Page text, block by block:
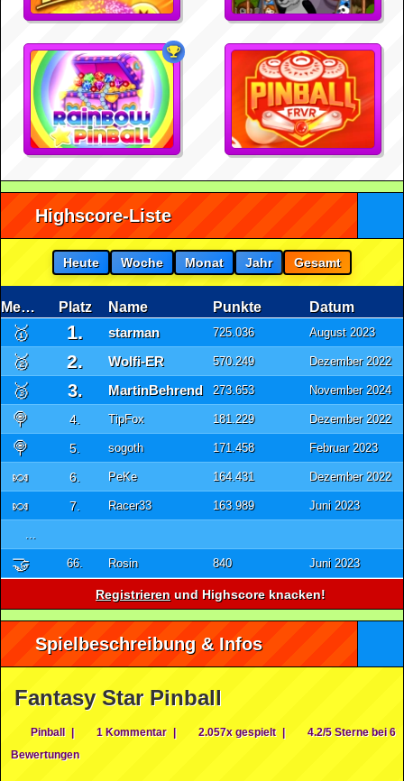
Highscore-Liste
Heute Woche Monat Jahr Gesamt
Medaille Platz Name Punkte Datum
🥇 1. starman 725.036 August 2023
🥈 2. Wolfi-ER 570.249 Dezember 2022
🥉 3. MartinBehrend 273.653 November 2024
🍭 4. TipFox 181.229 Dezember 2022
🍭 5. sogoth 171.458 Februar 2023
🍬 6. PeKe 164.431 Dezember 2022
🍬 7. Racer33 163.989 Juni 2023
...
🤝 66. Rosin 840 Juni 2023
Registrieren und Highscore knacken!
Spielbeschreibung & Infos
Fantasy Star Pinball
Pinball | 1 Kommentar | 2.057x gespielt |
4.2/5 Sterne bei 6
Bewertungen